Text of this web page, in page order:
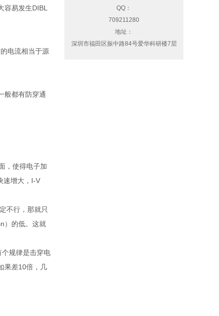
容易发生DIBL
电流相当于源
般都有防穿通
，使得电子加
速增大，I-V
不行，那就只
）的低。这就
规律是击穿电
果差10倍，几
QQ：
709211280
地址：
深圳市福田区振中路84号爱华科研楼7层